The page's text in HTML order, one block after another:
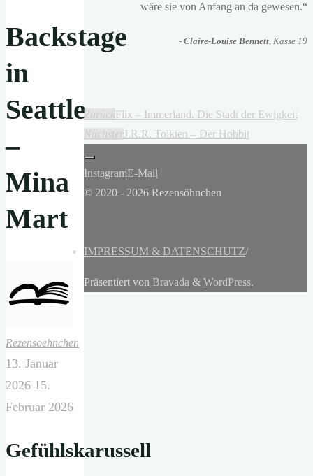
Backstage
in
Seattle
–
Mina
Mart
Rezensoehnchen
13. Januar
2026 15.
Februar 2026
Gefühlskarussell
wäre sie von Anfang an da gewesen.“
- Claire-Louise Bennett, Kasse 19
ZurückFlix – Immerland. Die Stadt der Ewigkeit
NächsterJ.R.R. Tolkien – Der Hobbit
InstagramE-Mail
© 2020 - 2026 Rezensöhnchen
IMPRESSUM & DATENSCHUTZ/
Präsentiert von Bravada & WordPress.